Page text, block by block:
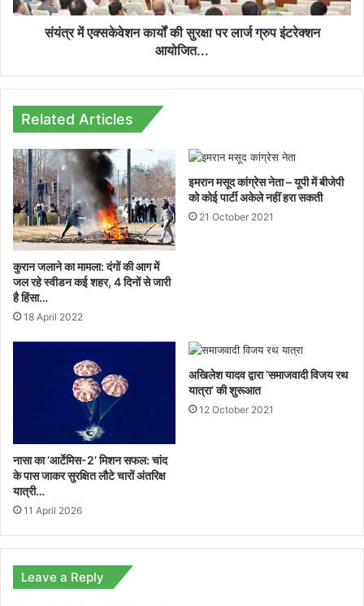
ग्रुप
इंटरेक्शनसंयंत्र में एक्सकेवेशन कार्यों की सुरक्षा पर लार्ज ग्रुप इंटरेक्शन
आयोजित...
Related Articles
कुरान जलाने का मामला: दंगों की आग में
जल रहे स्वीडन कई शहर, 4 दिनों से जारी
है हिंसा…
18 April 2022
इमरान मसूद कांग्रेस नेता – यूपी में बीजेपी
को कोई पार्टी अकेले नहीं हरा सकती
21 October 2021
नासा का ‘आर्टेमिस-2’ मिशन सफल: चांद
के पास जाकर सुरक्षित लौटे चारों अंतरिक्ष
यात्री…
11 April 2026
अखिलेश यादव द्वारा ‘समाजवादी विजय रथ
यात्रा’ की शुरूआत
12 October 2021
Leave a Reply